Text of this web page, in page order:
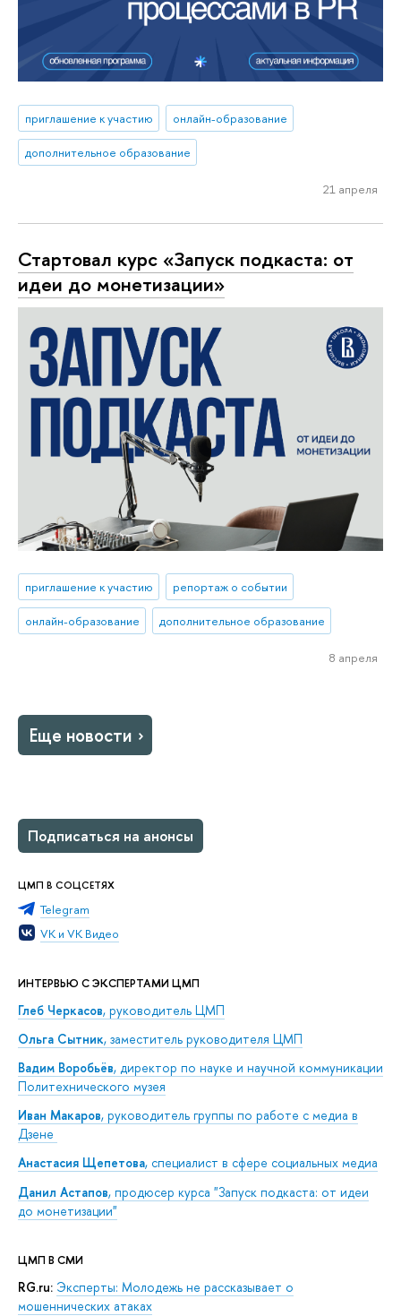
Подписаться на анонсы
ЦМП В СОЦСЕТЯХ
Telegram
VK и VK Видео
ИНТЕРВЬЮ С ЭКСПЕРТАМИ ЦМП
Глеб Черкасов, руководитель ЦМП
Ольга Сытник, заместитель руководителя ЦМП
Вадим Воробьёв, директор по науке и научной коммуникации
Политехнического музея
Иван Макаров, руководитель группы по работе с медиа в
Дзене
Анастасия Щепетова, специалист в сфере социальных медиа
Данил Астапов, продюсер курса "Запуск подкаста: от идеи
до монетизации"
ЦМП В СМИ
RG.ru: Эксперты: Молодежь не рассказывает о
мошеннических атаках
приглашение к участию онлайн-образование
дополнительное образование
21 апреля
Стартовал курс «Запуск подкаста: от
идеи до монетизации»
приглашение к участию репортаж о событии
онлайн-образование дополнительное образование
8 апреля
Еще новости